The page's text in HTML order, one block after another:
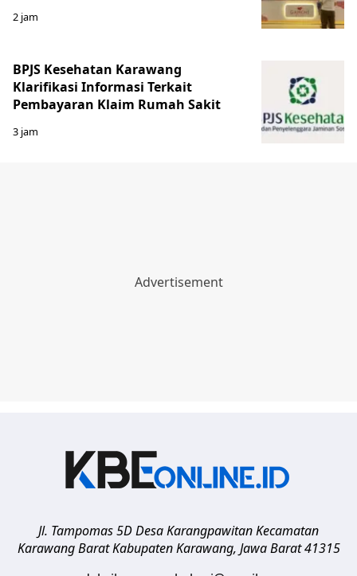
2 jam
BPJS Kesehatan Karawang
Klarifikasi Informasi Terkait
Pembayaran Klaim Rumah Sakit
3 jam
Jl. Tampomas 5D Desa Karangpawitan Kecamatan
Karawang Barat Kabupaten Karawang, Jawa Barat 41315